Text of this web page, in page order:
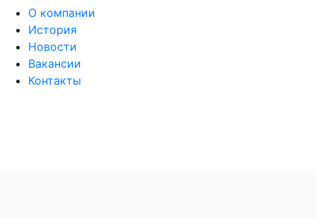
О компании
История
Новости
Вакансии
Контакты